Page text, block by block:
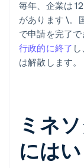
毎年、企業は
があります \。
で申請を完了
行政的に終了 し
は解散します。
ミネ
には